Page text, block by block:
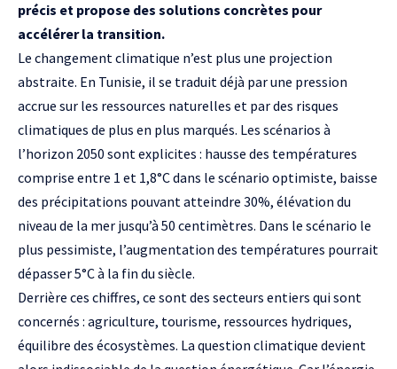
précis et propose des solutions concrètes pour
accélérer la transition.
Le changement climatique n’est plus une projection
abstraite. En Tunisie, il se traduit déjà par une pression
accrue sur les ressources naturelles et par des risques
climatiques de plus en plus marqués. Les scénarios à
l’horizon 2050 sont explicites : hausse des températures
comprise entre 1 et 1,8°C dans le scénario optimiste, baisse
des précipitations pouvant atteindre 30%, élévation du
niveau de la mer jusqu’à 50 centimètres. Dans le scénario le
plus pessimiste, l’augmentation des températures pourrait
dépasser 5°C à la fin du siècle.
Derrière ces chiffres, ce sont des secteurs entiers qui sont
concernés : agriculture, tourisme, ressources hydriques,
équilibre des écosystèmes. La question climatique devient